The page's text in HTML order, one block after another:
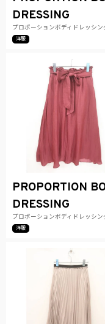
DRESSING
プロポーションボディドレッシン
洋服
PROPORTION
DRESSING
プロポーションボディドレッシン
洋服